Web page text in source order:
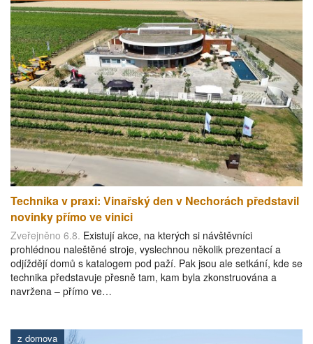
Technika v praxi: Vinařský den v Nechorách představil
novinky přímo ve vinici
Zveřejněno 6.8. Existují akce, na kterých si návštěvníci
prohlédnou naleštěné stroje, vyslechnou několik prezentací a
odjíždějí domů s katalogem pod paží. Pak jsou ale setkání, kde se
technika představuje přesně tam, kam byla zkonstruována a
navržena – přímo ve…
z domova